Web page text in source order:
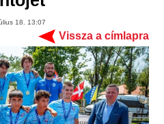
18. 13:07
Vissza a címlapra